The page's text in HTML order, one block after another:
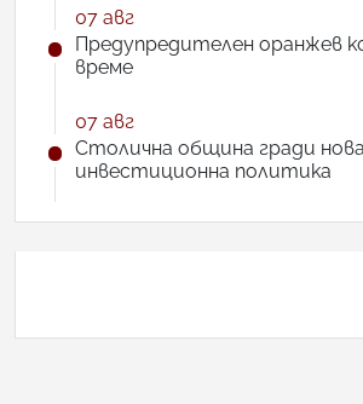
07 авг
Предупредителен оранжев
време
07 авг
Столична община гради нова
инвестиционна политика